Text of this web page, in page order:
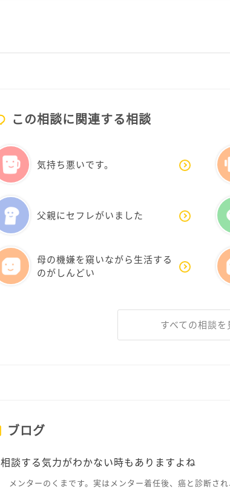
この相談に関連する相談
気持ち悪いです。
父親にセフレがいました
母の機嫌を窺いながら生活する
のがしんどい
すべての相談を
ブログ
相談する気力がわかない時もありますよね
メンターのくまです。実はメンター着任後、癌と診断さ